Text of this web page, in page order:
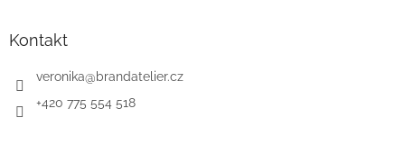
Kontakt
veronika@brandatelier.cz
+420 775 554 518